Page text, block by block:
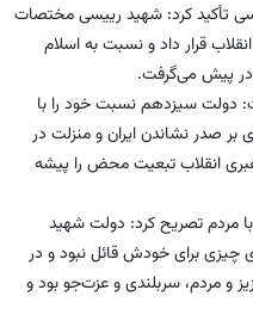
تأکید کرد: شهید رییسی مختصات
قرار داد و نسبت به اسلام
در پیش می‌گرفت.
دولت سیزدهم نسبت خود را با
بر صدر نشاندن ایران و منزلت در
انقلاب تبعیت محض را پیشه
مردم تصریح کرد: دولت شهید
برای خودش قائل نبود و در
و مردم، سربلندی و عزت‌جو بود و